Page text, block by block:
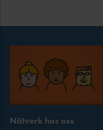
Nätverk hos oss